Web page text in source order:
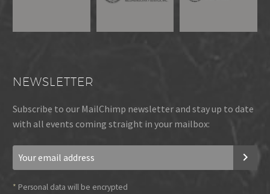
NEWSLETTER
Subscribe to our MailChimp newsletter and stay up to date
with all events coming straight in your mailbox:
* Personal data will be encrypted